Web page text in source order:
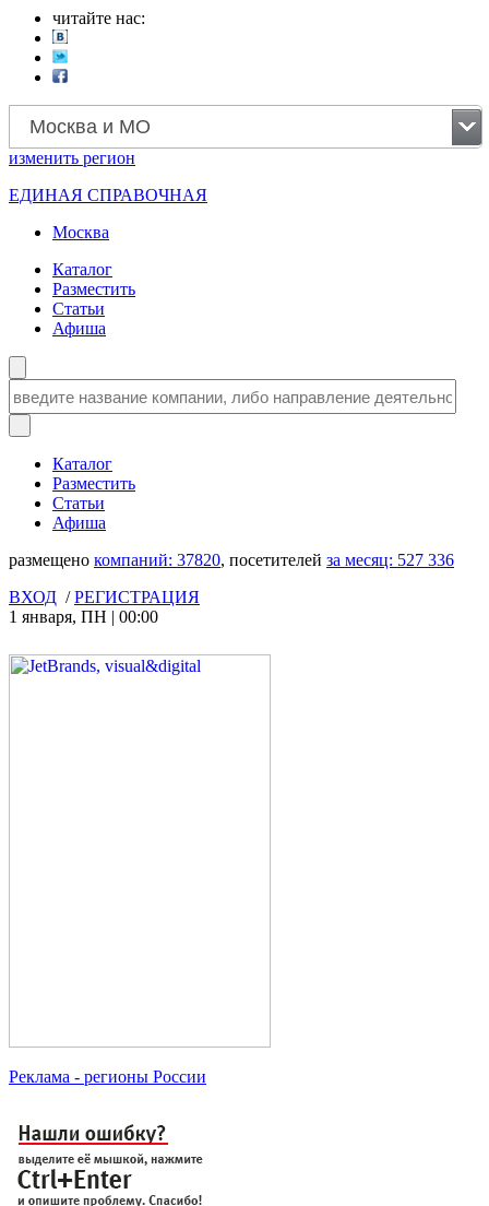
читайте нас:
Москва и МО
изменить регион
ЕДИНАЯ СПРАВОЧНАЯ
Москва
Каталог
Разместить
Статьи
Афиша
Каталог
Разместить
Статьи
Афиша
размещено компаний: 37820, посетителей за месяц: 527 336
ВХОД /РЕГИСТРАЦИЯ
1 января, ПН | 00:00
Реклама - регионы России